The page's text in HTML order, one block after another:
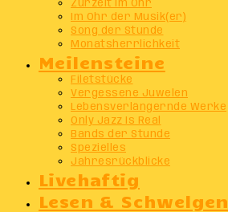
Zurzeit im Ohr
Im Ohr der Musik(er)
Song der Stunde
Monatsherrlichkeit
Meilensteine
Filetstücke
Vergessene Juwelen
Lebensverlängernde Werke
Only Jazz Is Real
Bands der Stunde
Spezielles
Jahresrückblicke
Livehaftig
Lesen & Schwelgen